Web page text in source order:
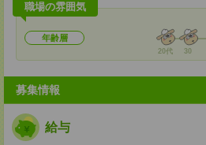
職場の雰囲気
年齢層
20代 30
募集情報
給与